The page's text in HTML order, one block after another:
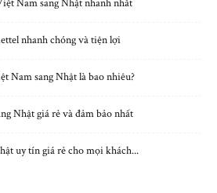
Nam sang Nhật nhanh nhất
nhanh chóng và tiện lợi
Nam sang Nhật là bao nhiêu?
Nhật giá rẻ và đảm bảo nhất
uy tín giá rẻ cho mọi khách...